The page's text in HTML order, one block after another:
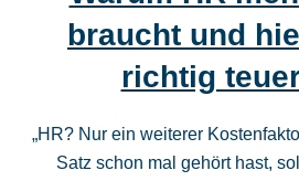
braucht und
richtig
„HR? Nur ein weiterer
Satz schon mal gehört hast,